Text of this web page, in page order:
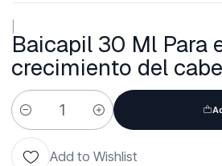
Baicapil 30 Ml Para
crecimiento del
Quantity
Add to Wishlist